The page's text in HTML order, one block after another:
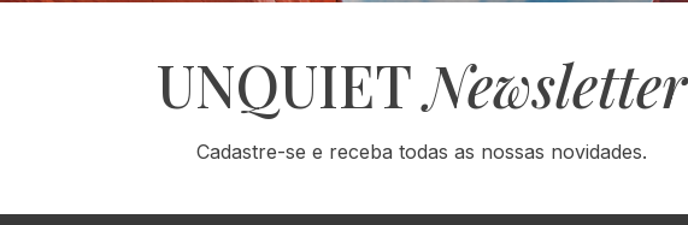
UNQUIETNewsletter
Cadastre-se e receba todas as nossas novidades.